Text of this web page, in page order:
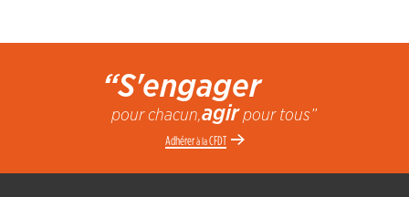
“S'engager
pour chacun,agirpour tous”
Adhérerà laCFDT